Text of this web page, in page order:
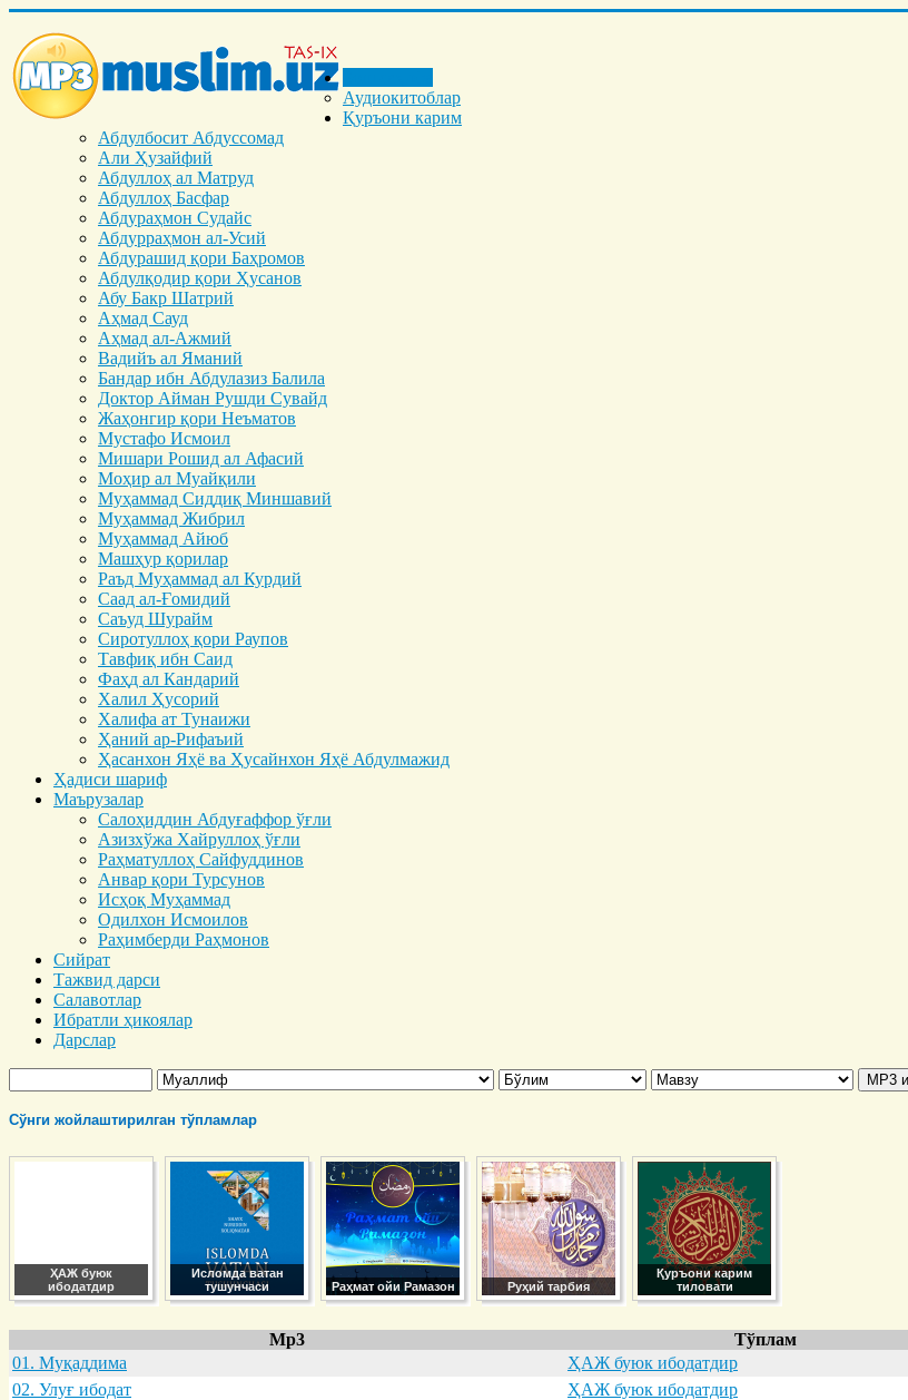
Аудиокитоблар
Қуръони карим
Абдулбосит Абдуссомад
Али Ҳузайфий
Абдуллоҳ ал Матруд
Абдуллоҳ Басфар
Абдураҳмон Судайс
Абдурраҳмон ал-Усий
Абдурашид қори Баҳромов
Абдулқодир қори Ҳусанов
Абу Бакр Шатрий
Аҳмад Сауд
Аҳмад ал-Ажмий
Вадийъ ал Яманий
Бандар ибн Абдулазиз Балила
Доктор Айман Рушди Сувайд
Жаҳонгир қори Неъматов
Мустафо Исмоил
Мишари Рошид ал Афасий
Моҳир ал Муайқили
Муҳаммад Cиддиқ Миншавий
Муҳаммад Жибрил
Муҳаммад Айюб
Машҳур қорилар
Раъд Муҳаммад ал Курдий
Саад ал-Ғомидий
Саъуд Шурайм
Сиротуллоҳ қори Раупов
Тавфиқ ибн Саид
Фаҳд ал Кандарий
Халил Ҳусорий
Халифа ат Тунаижи
Ҳаний ар-Рифаъий
Ҳасанхон Яҳё ва Ҳусайнхон Яҳё Абдулмажид
Ҳадиси шариф
Маърузалар
Салоҳиддин Абдуғаффор ўғли
Азизхўжа Хайруллоҳ ўғли
Раҳматуллоҳ Сайфуддинов
Анвар қори Турсунов
Исҳоқ Муҳаммад
Одилхон Исмоилов
Раҳимберди Раҳмонов
Сийрат
Тажвид дарси
Салавотлар
Ибратли ҳикоялар
Дарслар
Сўнги жойлаштирилган тўпламлар
ҲАЖ буюк
ибодатдир
Исломда ватан
тушунчаси
Раҳмат ойи Рамазон Руҳий тарбия
Қуръони карим
тиловати
Mp3 Тўплам
01. Муқaддимa
ҲАЖ буюк ибодатдир
02. Улуғ ибодaт
ҲАЖ буюк ибодатдир